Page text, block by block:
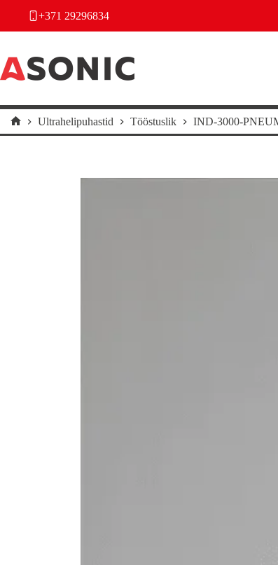
content
+371 29296834
Home
Ultrahelipuhastid Tööstuslik IND-3000-